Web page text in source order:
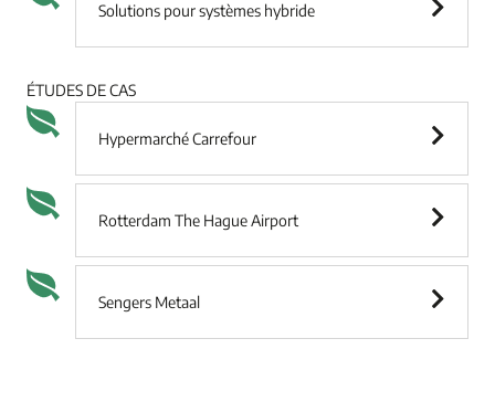
Solutions pour systèmes hybride
ÉTUDES DE CAS
Hypermarché Carrefour
Rotterdam The Hague Airport
Sengers Metaal